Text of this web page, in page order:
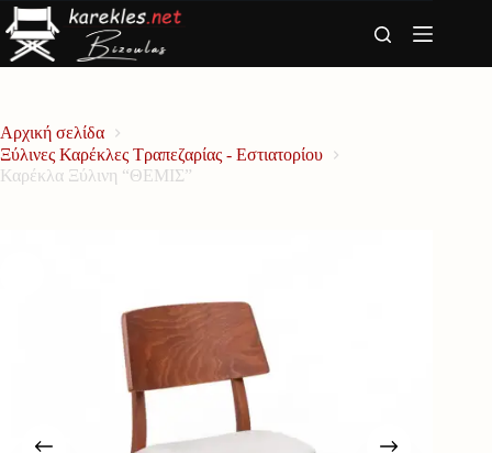
Μετάβαση
στο
περιεχόμενο
Αρχική σελίδα
Ξύλινες Καρέκλες Τραπεζαρίας - Εστιατορίου
Καρέκλα Ξύλινη “ΘΕΜΙΣ”